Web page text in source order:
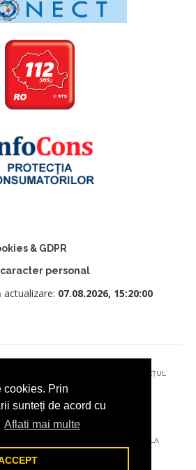
cookies. Prin
sunteți de acord cu
Aflați mai multe
& GDPR
personal
actualizare: 07.08.2026, 15:20:00
CÂMPULUNG MOLDOVENESC, JUDEȚUL
SUCEAVA
TEHNICĂ? TRIMITEȚI-NE UN EMAIL LA
DIGITAL@ADDICTAD.RO